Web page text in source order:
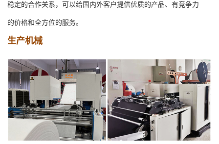
稳定的合作关系，可以给国内外客户提供优质的产品、有竞争力
的价格和全方位的服务。
生产机械